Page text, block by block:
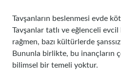
Tavşanların beslenmesi evde
Tavşanlar tatlı ve eğlenceli evcil
rağmen, bazı kültürlerde
Bununla birlikte, bu inançların
bilimsel bir temeli yoktur.